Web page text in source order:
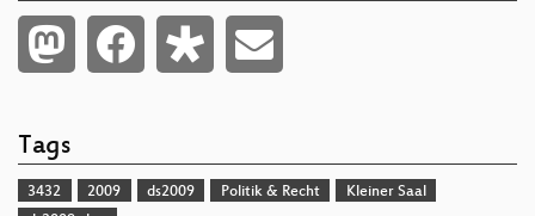
Tags
3432 2009 ds2009 Politik & Recht
Kleiner Saal